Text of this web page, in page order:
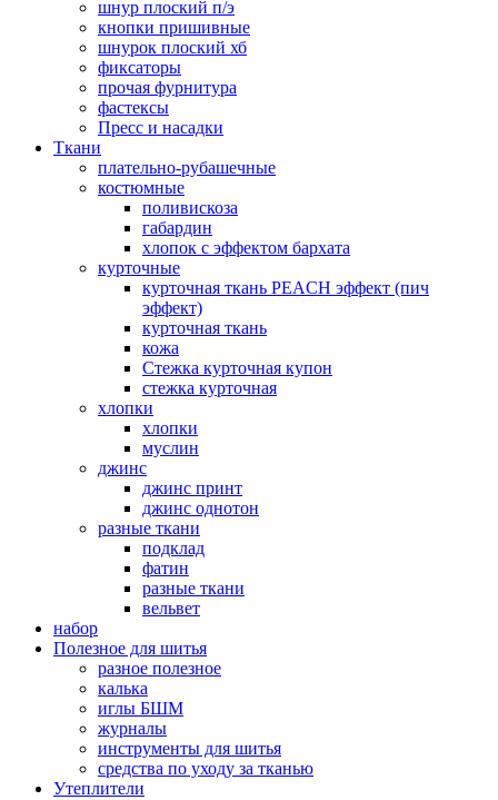
шнур плоский п/э
кнопки пришивные
шнурок плоский хб
фиксаторы
прочая фурнитура
фастексы
Пресс и насадки
Ткани
плательно-рубашечные
костюмные
поливискоза
габардин
хлопок с эффектом бархата
курточные
курточная ткань PEACH эффект (пич
эффект)
курточная ткань
кожа
Стежка курточная купон
стежка курточная
хлопки
хлопки
муслин
джинс
джинс принт
джинс однотон
разные ткани
подклад
фатин
разные ткани
вельвет
набор
Полезное для шитья
разное полезное
калька
иглы БШМ
журналы
инструменты для шитья
средства по уходу за тканью
Утеплители